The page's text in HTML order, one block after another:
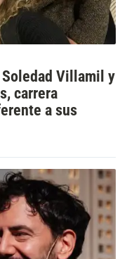
Villamil y
carrera
a sus